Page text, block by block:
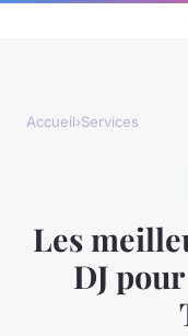
Accueil›Services
Les
DJ